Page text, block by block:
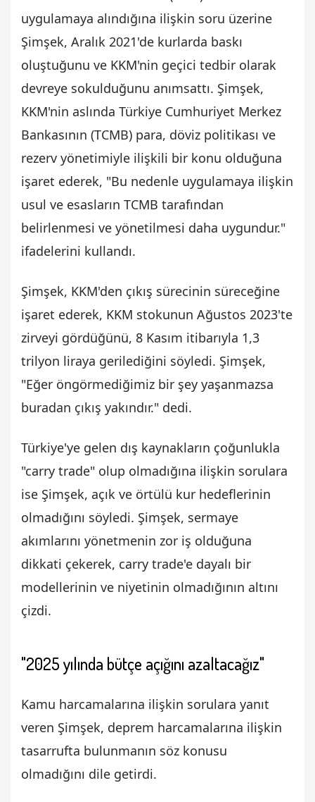
uygulamaya alındığına ilişkin soru üzerine
Şimşek, Aralık 2021'de kurlarda baskı
oluştuğunu ve KKM'nin geçici tedbir olarak
devreye sokulduğunu anımsattı. Şimşek,
KKM'nin aslında Türkiye Cumhuriyet Merkez
Bankasının (TCMB) para, döviz politikası ve
rezerv yönetimiyle ilişkili bir konu olduğuna
işaret ederek, "Bu nedenle uygulamaya ilişkin
usul ve esasların TCMB tarafından
belirlenmesi ve yönetilmesi daha uygundur."
ifadelerini kullandı.
Şimşek, KKM'den çıkış sürecinin süreceğine
işaret ederek, KKM stokunun Ağustos 2023'te
zirveyi gördüğünü, 8 Kasım itibarıyla 1,3
trilyon liraya gerilediğini söyledi. Şimşek,
"Eğer öngörmediğimiz bir şey yaşanmazsa
buradan çıkış yakındır." dedi.
Türkiye'ye gelen dış kaynakların çoğunlukla
"carry trade" olup olmadığına ilişkin sorulara
ise Şimşek, açık ve örtülü kur hedeflerinin
olmadığını söyledi. Şimşek, sermaye
akımlarını yönetmenin zor iş olduğuna
dikkati çekerek, carry trade'e dayalı bir
modellerinin ve niyetinin olmadığının altını
çizdi.
"2025 yılında bütçe açığını azaltacağız"
Kamu harcamalarına ilişkin sorulara yanıt
veren Şimşek, deprem harcamalarına ilişkin
tasarrufta bulunmanın söz konusu
olmadığını dile getirdi.